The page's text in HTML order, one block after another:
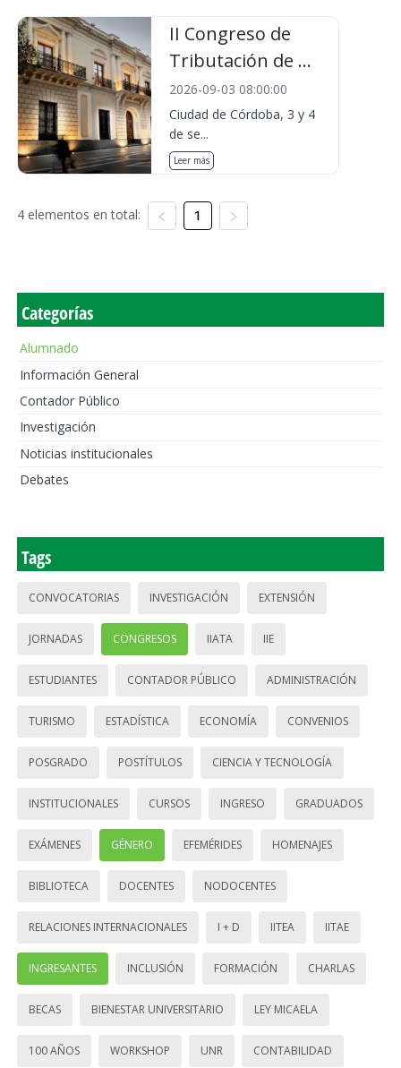
II Congreso de
Tributación de ...
2026-09-03 08:00:00
Ciudad de Córdoba, 3 y 4
de se...
Leer más
4 elementos en total: 1
Categorías
Alumnado
Información General
Contador Público
Investigación
Noticias institucionales
Debates
Tags
CONVOCATORIAS INVESTIGACIÓN EXTENSIÓN
JORNADAS CONGRESOS IIATA IIE
ESTUDIANTES CONTADOR PÚBLICO ADMINISTRACIÓN
TURISMO ESTADÍSTICA ECONOMÍA CONVENIOS
POSGRADO POSTÍTULOS CIENCIA Y TECNOLOGÍA
INSTITUCIONALES CURSOS INGRESO GRADUADOS
EXÁMENES GÉNERO EFEMÉRIDES HOMENAJES
BIBLIOTECA DOCENTES NODOCENTES
RELACIONES INTERNACIONALES I + D IITEA IITAE
INGRESANTES INCLUSIÓN FORMACIÓN CHARLAS
BECAS BIENESTAR UNIVERSITARIO LEY MICAELA
100 AÑOS WORKSHOP UNR CONTABILIDAD